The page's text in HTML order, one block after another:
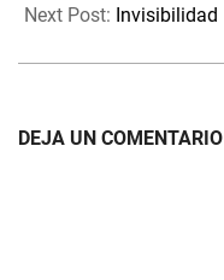
12
Next Post: Invisibilidad
DEJA UN COMENTARIO